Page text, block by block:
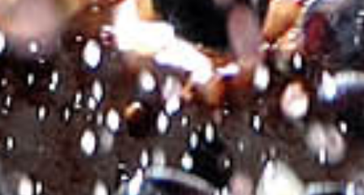
ΚΤΗΜΑ ΜΙΧΑΛΑΚΗ GOLD CUVEE ΛΕΥΚΟΣ
€11.50
Ποικιλιακή Σύνθεση:Μοσχάτο Σπίνας, Βιδιανό & Chardonnay
Λευκός ξηρός
Γεωγραφική Ένδειξη:Προστατευόμενη Γεωγραφική Ένδειξη,